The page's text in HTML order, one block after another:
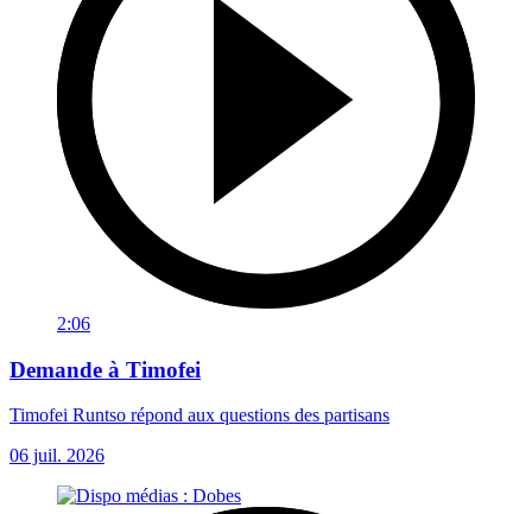
2:06
Demande à Timofei
Timofei Runtso répond aux questions des partisans
06 juil. 2026